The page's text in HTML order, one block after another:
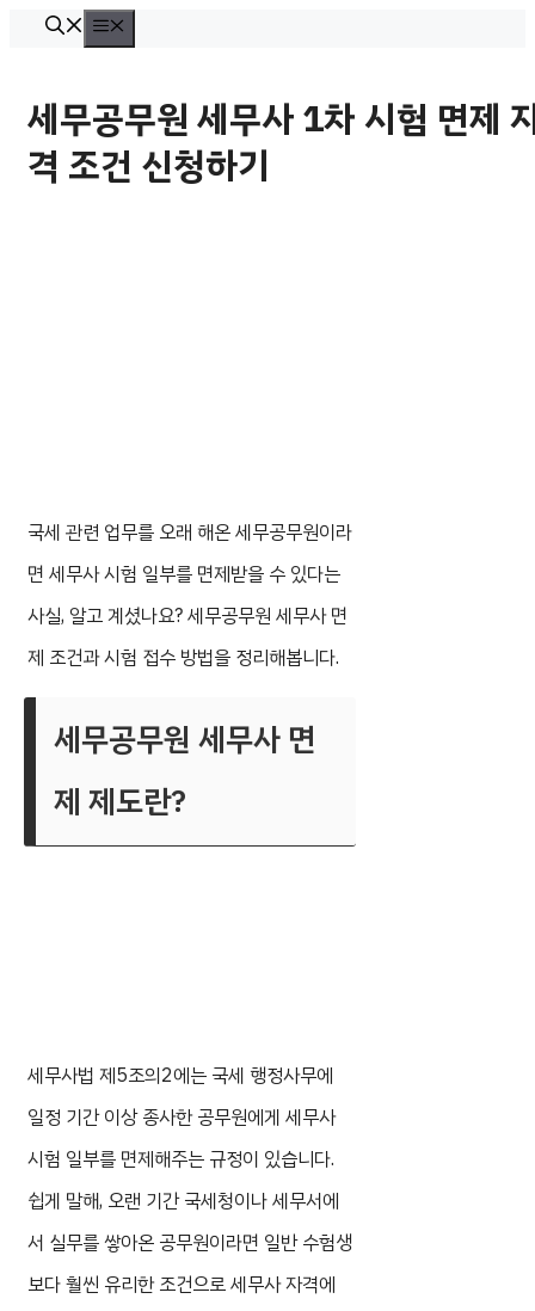
뉴
세무공무원 세무사 1차 시험 면제
격 조건 신청하기
국세 관련 업무를 오래 해온 세무공무원이라
면 세무사 시험 일부를 면제받을 수 있다는
사실, 알고 계셨나요? 세무공무원 세무사 면
제 조건과 시험 접수 방법을 정리해봅니다.
세무공무원 세무사 면
제 제도란?
세무사법 제5조의2에는 국세 행정사무에
일정 기간 이상 종사한 공무원에게 세무사
시험 일부를 면제해주는 규정이 있습니다.
쉽게 말해, 오랜 기간 국세청이나 세무서에
서 실무를 쌓아온 공무원이라면 일반 수험생
보다 훨씬 유리한 조건으로 세무사 자격에